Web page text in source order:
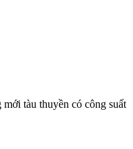
tàu thuyền có công suất